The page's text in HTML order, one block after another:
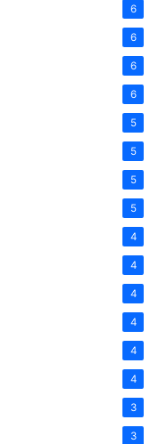
6
6
6
6
5
5
5
5
4
4
4
4
4
4
3
3